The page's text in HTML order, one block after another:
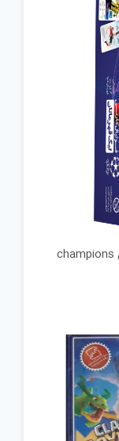
بازی فکری طرح فوتبالی لیگ قهرمانان مدل champions